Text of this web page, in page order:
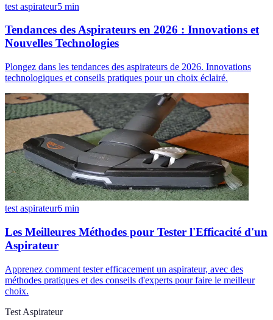
test aspirateur5 min
Tendances des Aspirateurs en 2026 : Innovations et
Nouvelles Technologies
Plongez dans les tendances des aspirateurs de 2026. Innovations
technologiques et conseils pratiques pour un choix éclairé.
test aspirateur6 min
Les Meilleures Méthodes pour Tester l'Efficacité d'un
Aspirateur
Apprenez comment tester efficacement un aspirateur, avec des
méthodes pratiques et des conseils d'experts pour faire le meilleur
choix.
Test Aspirateur